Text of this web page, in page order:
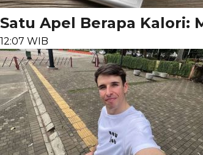
Satu Apel Berapa Kalori:
12:07 WIB